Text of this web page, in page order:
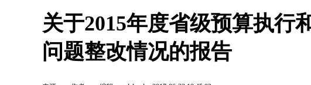
关于2015年度省级预算执行
问题整改情况的报告